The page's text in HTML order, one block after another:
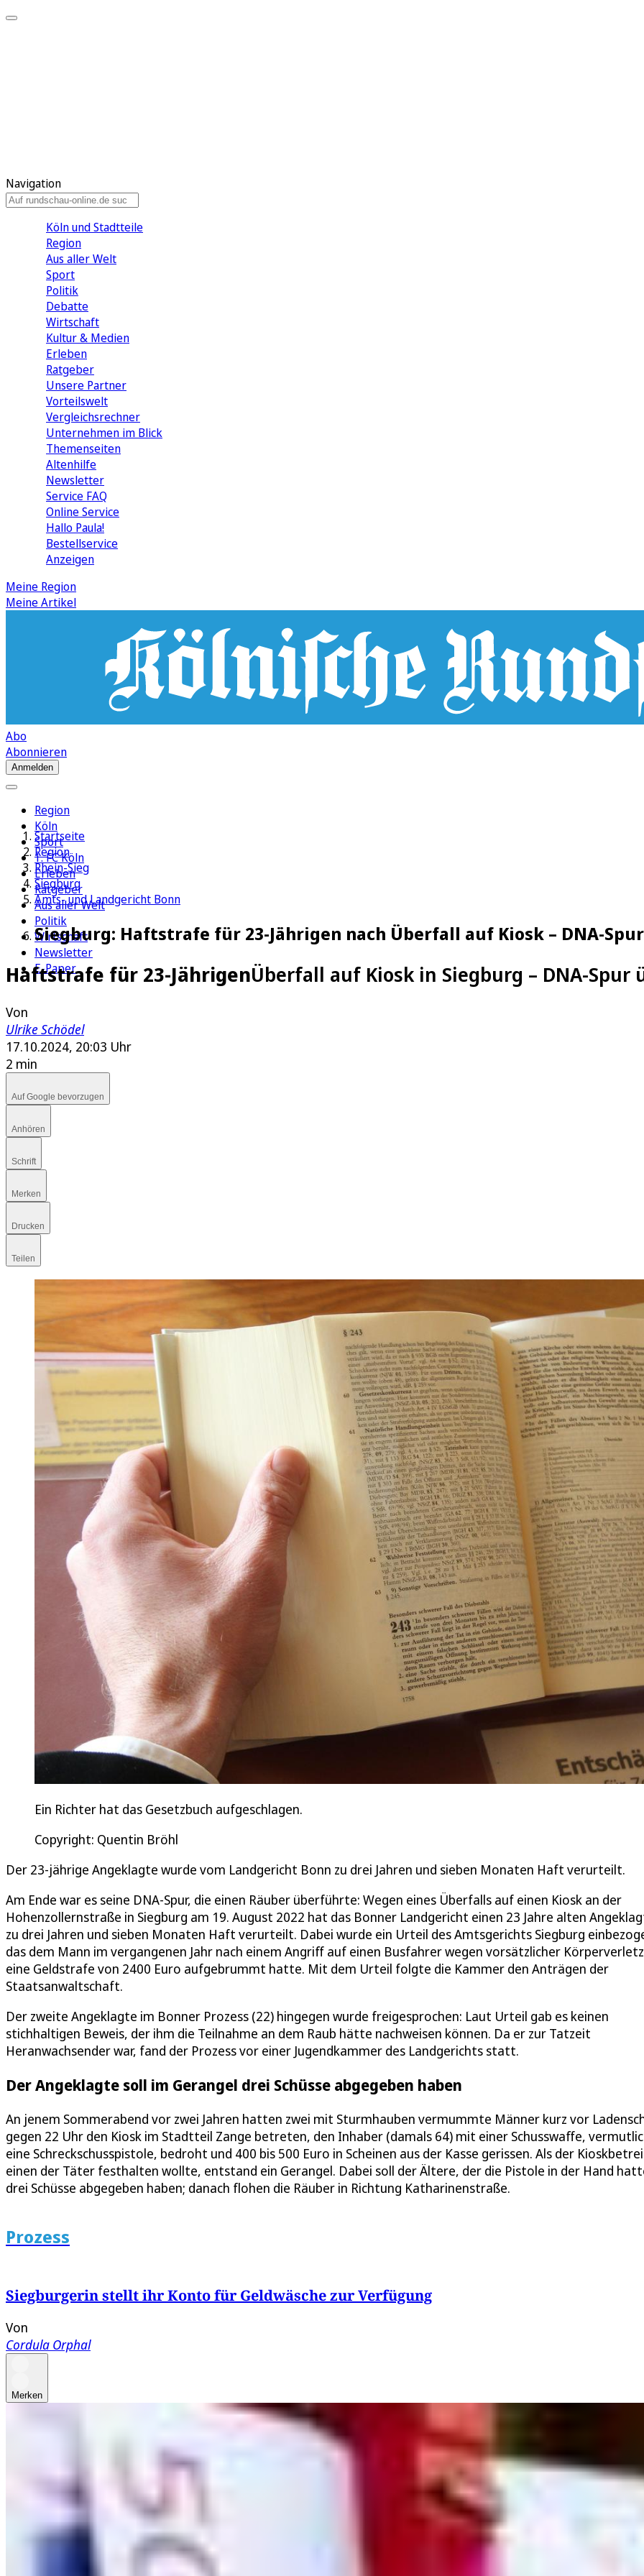
Navigation
Köln und Stadtteile
Region
Aus aller Welt
Sport
Politik
Debatte
Wirtschaft
Kultur & Medien
Erleben
Ratgeber
Unsere Partner
Vorteilswelt
Vergleichsrechner
Unternehmen im Blick
Themenseiten
Altenhilfe
Newsletter
Service FAQ
Online Service
Hallo Paula!
Bestellservice
Anzeigen
Meine Region
Meine Artikel
Abo
Abonnieren
Anmelden
Region
Köln
Sport
1. FC Köln
Erleben
Ratgeber
Aus aller Welt
Politik
Wirtschaft
Newsletter
E-Paper
Startseite
Region
Rhein-Sieg
Siegburg
Amts- und Landgericht Bonn
Siegburg: Haftstrafe für 23-Jährigen nach Überfall auf Kiosk – DNA-
Haftstrafe für 23-JährigenÜberfall auf Kiosk in Siegburg – DNA-
Von
Ulrike Schödel
17.10.2024, 20:03 Uhr
2 min
Auf Google bevorzugen
Anhören
Schrift
Merken
Drucken
Teilen
Ein Richter hat das Gesetzbuch aufgeschlagen.
Copyright: Quentin Bröhl
Der 23-jährige Angeklagte wurde vom Landgericht Bonn zu drei Jahren und sieben Monaten Haft verurteilt.
Am Ende war es seine DNA-Spur, die einen Räuber überführte: Wegen eines Überfalls auf einen Kiosk an der
Hohenzollernstraße in Siegburg am 19. August 2022 hat das Bonner Landgericht einen 23 Jahre alten
zu drei Jahren und sieben Monaten Haft verurteilt. Dabei wurde ein Urteil des Amtsgerichts Siegburg
das dem Mann im vergangenen Jahr nach einem Angriff auf einen Busfahrer wegen vorsätzlicher
eine Geldstrafe von 2400 Euro aufgebrummt hatte. Mit dem Urteil folgte die Kammer den Anträgen der
Staatsanwaltschaft.
Der zweite Angeklagte im Bonner Prozess (22) hingegen wurde freigesprochen: Laut Urteil gab es keinen
stichhaltigen Beweis, der ihm die Teilnahme an dem Raub hätte nachweisen können. Da er zur Tatzeit
Heranwachsender war, fand der Prozess vor einer Jugendkammer des Landgerichts statt.
Der Angeklagte soll im Gerangel drei Schüsse abgegeben haben
An jenem Sommerabend vor zwei Jahren hatten zwei mit Sturmhauben vermummte Männer kurz vor
gegen 22 Uhr den Kiosk im Stadtteil Zange betreten, den Inhaber (damals 64) mit einer Schusswaffe,
eine Schreckschusspistole, bedroht und 400 bis 500 Euro in Scheinen aus der Kasse gerissen. Als der
einen der Täter festhalten wollte, entstand ein Gerangel. Dabei soll der Ältere, der die Pistole in der Hand
drei Schüsse abgegeben haben; danach flohen die Räuber in Richtung Katharinenstraße.
Prozess
Siegburgerin stellt ihr Konto für Geldwäsche zur Verfügung
Von
Cordula Orphal
Merken